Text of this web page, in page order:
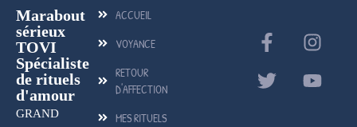
Marabout
sérieux
TOVI
Spécialiste
de rituels
d'amour
GRAND
ACCUEIL
VOYANCE
RETOUR
D'AFFECTION
MES RITUELS